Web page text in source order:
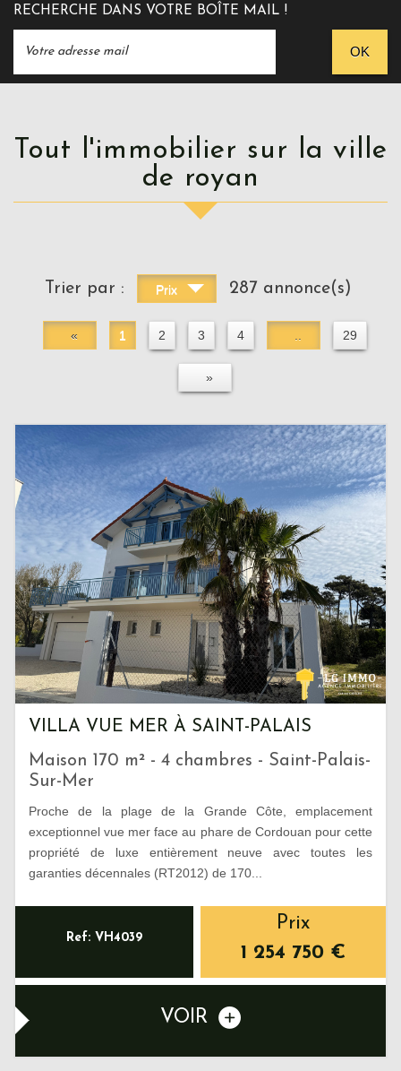
RECHERCHE DANS VOTRE BOÎTE MAIL !
OK
Tout l'immobilier sur la ville
de royan
Trier par : Prix 287 annonce(s)
« 1 2 3 4 .. 29
»
VILLA VUE MER À SAINT-PALAIS
Maison 170 m² - 4 chambres - Saint-Palais-
Sur-Mer
Proche de la plage de la Grande Côte, emplacement
exceptionnel vue mer face au phare de Cordouan pour cette
propriété de luxe entièrement neuve avec toutes les
garanties décennales (RT2012) de 170...
Ref: VH4039
Prix
1 254 750 €
VOIR